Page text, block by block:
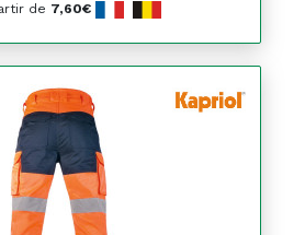
de 7,60€